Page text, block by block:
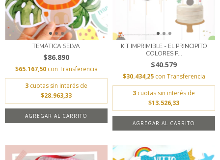
TEMÁTICA SELVA
$86.890
$65.167,50 con Transferencia
3 cuotas sin interés de
$28.963,33
AGREGAR AL CARRITO
KIT IMPRIMIBLE - EL PRINCIPITO
COLORES P...
$40.579
$30.434,25 con Transferencia
3 cuotas sin interés de
$13.526,33
AGREGAR AL CARRITO